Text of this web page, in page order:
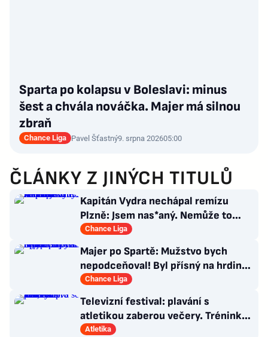
Sparta po kolapsu v Boleslavi: minus
šest a chvála nováčka. Majer má silnou
zbraň
Chance Liga Pavel Šťastný9. srpna 202605:00
ČLÁNKY Z JINÝCH TITULŮ
Kapitán Vydra nechápal remízu
Plzně: Jsem nas*aný. Nemůže to
končit jako házená
Chance Liga
Majer po Spartě: Mužstvo bych
nepodceňoval! Byl přísný na hrdinu
zápasu
Chance Liga
Televizní festival: plavání s
atletikou zaberou večery. Trénink
pro LA, usmívá se Dusík
Atletika